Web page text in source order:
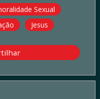
Sexual
Jesus